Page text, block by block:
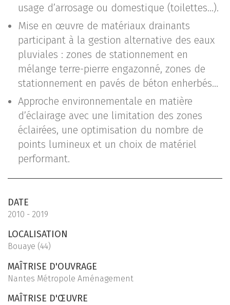
usage d’arrosage ou domestique (toilettes…).
Mise en œuvre de matériaux drainants
participant à la gestion alternative des eaux
pluviales : zones de stationnement en
mélange terre-pierre engazonné, zones de
stationnement en pavés de béton enherbés…
Approche environnementale en matière
d’éclairage avec une limitation des zones
éclairées, une optimisation du nombre de
points lumineux et un choix de matériel
performant.
DATE
2010 - 2019
LOCALISATION
Bouaye (44)
MAÎTRISE D'OUVRAGE
Nantes Métropole Aménagement
MAÎTRISE D'ŒUVRE